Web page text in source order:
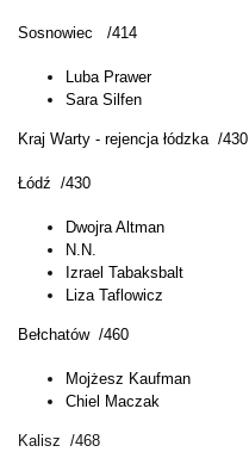
Sosnowiec /414
Luba Prawer
Sara Silfen
Kraj Warty - rejencja łódzka /430
Łódź /430
Dwojra Altman
N.N.
Izrael Tabaksbalt
Liza Taflowicz
Bełchatów /460
Mojżesz Kaufman
Chiel Maczak
Kalisz /468